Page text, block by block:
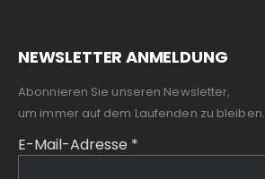
NEWSLETTER ANMELDUNG
Abonnieren Sie unseren Newsletter,
um immer auf dem Laufenden zu bleiben.
E-Mail-Adresse *